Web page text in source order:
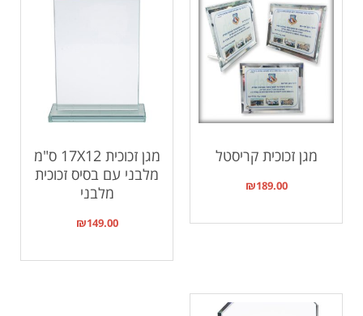
מגן זכוכית קריסטל
₪189.00
מגן זכוכית 17X12 ס"מ
מלבני עם בסיס זכוכית
מלבני
₪149.00